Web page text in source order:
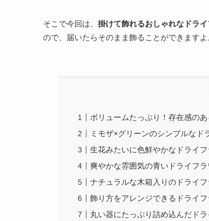
そこで今回は、 掛けて飾れるおしゃれなドラ
ので、届いたらそのまま飾ることができます
ボリュームたっぷり！存在感の
ミモザ×グリーンのシンプルなド
生花みたいに色鮮やかなドライフ
爽やかな雰囲気の青いドライフラ
ナチュラルな木箱入りのドライフ
飾り方をアレンジできるドライフ
丸い器にたっぷり詰め込んだド